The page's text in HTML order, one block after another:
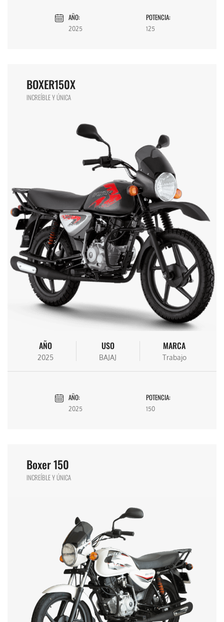
AÑO:
2025
POTENCIA:
125
BOXER150X
INCREÍBLE Y ÚNICA
AÑO
2025
USO
BAJAJ
MARCA
Trabajo
AÑO:
2025
POTENCIA:
150
Boxer 150
INCREÍBLE Y ÚNICA